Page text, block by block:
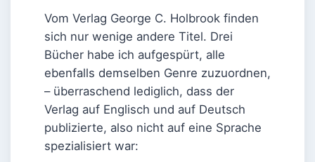
Vom Verlag George C. Holbrook finden
sich nur wenige andere Titel. Drei
Bücher habe ich aufgespürt, alle
ebenfalls demselben Genre zuzuordnen,
– überraschend lediglich, dass der
Verlag auf Englisch und auf Deutsch
publizierte, also nicht auf eine Sprache
spezialisiert war: